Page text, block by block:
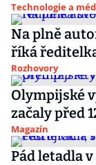
Technologie a
Na plně
říká
Rozhovory
Olympijské
začaly před
Magazín
Pád letadla